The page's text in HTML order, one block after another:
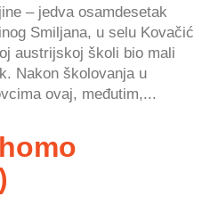
– jedva osamdesetak
Smiljana, u selu Kovačić
austrijskoj školi bio mali
Nakon školovanja u
ovaj, međutim,...